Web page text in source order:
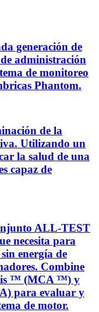
generación de
administración
de monitoreo
Phantom.
de la
Utilizando un
la salud de una
capaz de
ALL-TEST
necesita para
energía de
Combine
™ (MCA ™) y
para evaluar y
de motor.